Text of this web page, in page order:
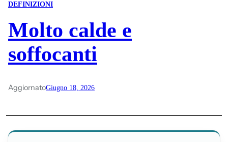
DEFINIZIONI
Molto calde e
soffocanti
AggiornatoGiugno 18, 2026